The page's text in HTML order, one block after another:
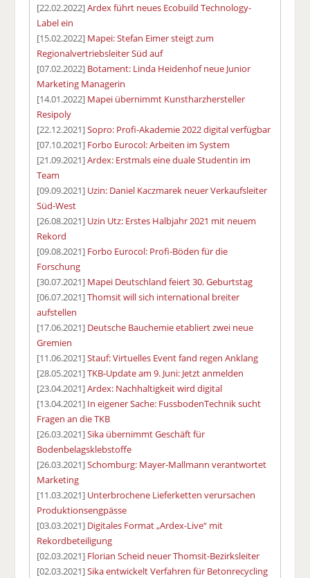
[22.02.2022]Ardex führt neues Ecobuild Technology-
Label ein
[15.02.2022] Mapei: Stefan Eimer steigt zum
Regionalvertriebsleiter Süd auf
[07.02.2022] Botament: Linda Heidenhof neue Junior
Marketing Managerin
[14.01.2022] Mapei übernimmt Kunstharzhersteller
Resipoly
[22.12.2021]Sopro: Profi-Akademie 2022 digital verfügbar
[07.10.2021] Forbo Eurocol: Arbeiten im System
[21.09.2021]Ardex: Erstmals eine duale Studentin im
Team
[09.09.2021] Uzin: Daniel Kaczmarek neuer Verkaufsleiter
Süd-West
[26.08.2021] Uzin Utz: Erstes Halbjahr 2021 mit neuem
Rekord
[09.08.2021] Forbo Eurocol: Profi-Böden für die
Forschung
[30.07.2021] Mapei Deutschland feiert 30. Geburtstag
[06.07.2021]Thomsit will sich international breiter
aufstellen
[17.06.2021] Deutsche Bauchemie etabliert zwei neue
Gremien
[11.06.2021]Stauf: Virtuelles Event fand regen Anklang
[28.05.2021]TKB-Update am 9. Juni: Jetzt anmelden
[23.04.2021]Ardex: Nachhaltigkeit wird digital
[13.04.2021] In eigener Sache: FussbodenTechnik sucht
Fragen an die TKB
[26.03.2021]Sika übernimmt Geschäft für
Bodenbelagsklebstoffe
[26.03.2021]Schomburg: Mayer-Mallmann verantwortet
Marketing
[11.03.2021] Unterbrochene Lieferketten verursachen
Produktionsengpässe
[03.03.2021] Digitales Format „Ardex-Live“ mit
Rekordbeteiligung
[02.03.2021] Florian Scheid neuer Thomsit-Bezirksleiter
[02.03.2021]Sika entwickelt Verfahren für Betonrecycling